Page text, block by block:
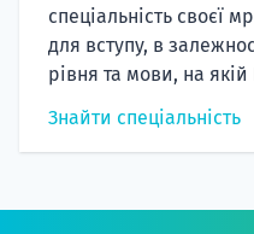
спеціальність своєї
для вступу, в
рівня та мови, на
Знайти спеціальність